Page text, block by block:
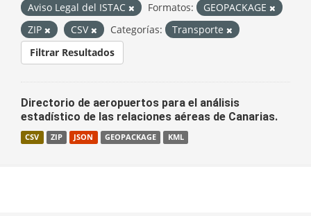
Aviso Legal del ISTAC
Formatos:
GEOPACKAGE
ZIP
CSV Categorías:
Transporte
Filtrar Resultados
Directorio de aeropuertos para el análisis
estadístico de las relaciones aéreas de Canarias.
CSV ZIP JSON GEOPACKAGE KML